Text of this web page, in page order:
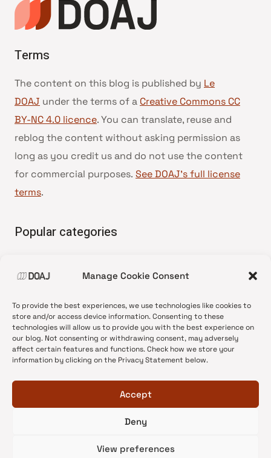
Manage Cookie Consent
To provide the best experiences, we use technologies like cookies to
store and/or access device information. Consenting to these
technologies will allow us to provide you with the best experience on
our blog. Not consenting or withdrawing consent, may adversely
affect certain features and functions. Check how we store your
information by clicking on the Privacy Statement below.
Accept
Deny
View preferences
Terms
The content on this blog is published by Le
DOAJ under the terms of a Creative Commons CC
BY-NC 4.0 licence. You can translate, reuse and
reblog the content without asking permission as
long as you credit us and do not use the content
for commercial purposes. See DOAJ’s full license
terms.
Popular categories
•News update
•Open Access
•DOAJ Ambassadors
•DOAJ Voices